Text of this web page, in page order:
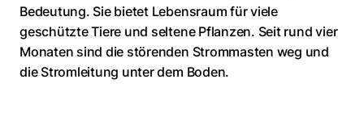
Bedeutung. Sie bietet Lebensraum für viele
geschützte Tiere und seltene Pflanzen. Seit rund vier
Monaten sind die störenden Strommasten weg und
die Stromleitung unter dem Boden.